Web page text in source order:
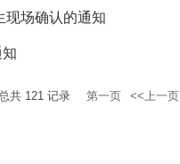
现场确认的通知
共 121记录 第一页 <<上一页